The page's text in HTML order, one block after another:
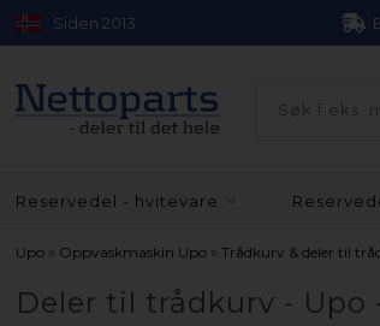
Siden 2013
Reservedel - hvitevare
Upo » Oppvaskmaskin Upo »Trådkurv & deler til
Deler til trådkurv - Upo